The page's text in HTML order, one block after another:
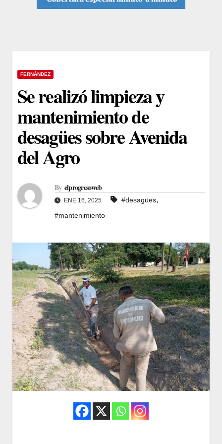
FERNÁNDEZ
Se realizó limpieza y
mantenimiento de
desagües sobre Avenida
del Agro
By elprogresoweb
ENE 16, 2025 #desagües,
#mantenimiento